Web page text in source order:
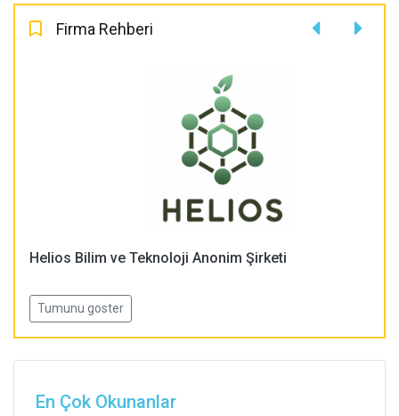
Firma Rehberi
Helios Bilim ve Teknoloji Anonim Şirketi
Tumunu goster
En Çok Okunanlar